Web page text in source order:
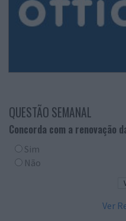
QUESTÃO SEMANAL
Concorda com a renovação
Sim
Não
Ver